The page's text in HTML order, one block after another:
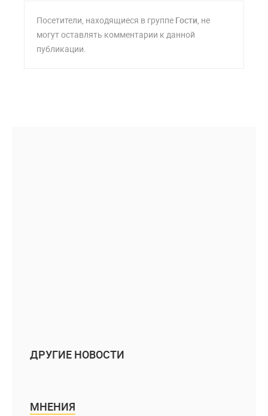
Посетители, находящиеся в группе Гости , не
могут оставлять комментарии к данной
публикации.
ДРУГИЕ НОВОСТИ
МНЕНИЯ